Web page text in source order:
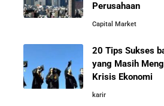
Belajar dari Kopi Kenangan: Cara
Cara Mendirikan Kafe Sukses
Fore Coffee, dan Tuku: Panduan
Perusahaan
Capital Market
20 Tips Sukses
yang Masih
Krisis Ekonomi
karir